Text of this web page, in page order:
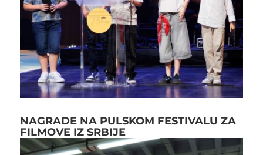
NAGRADE NA PULSKOM FESTIVALU ZA
FILMOVE IZ SRBIJE